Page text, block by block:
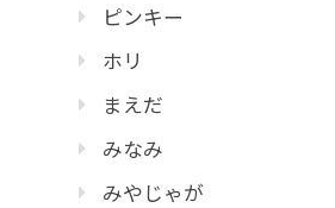
ピンキー
ホリ
まえだ
みなみ
みやじゃが